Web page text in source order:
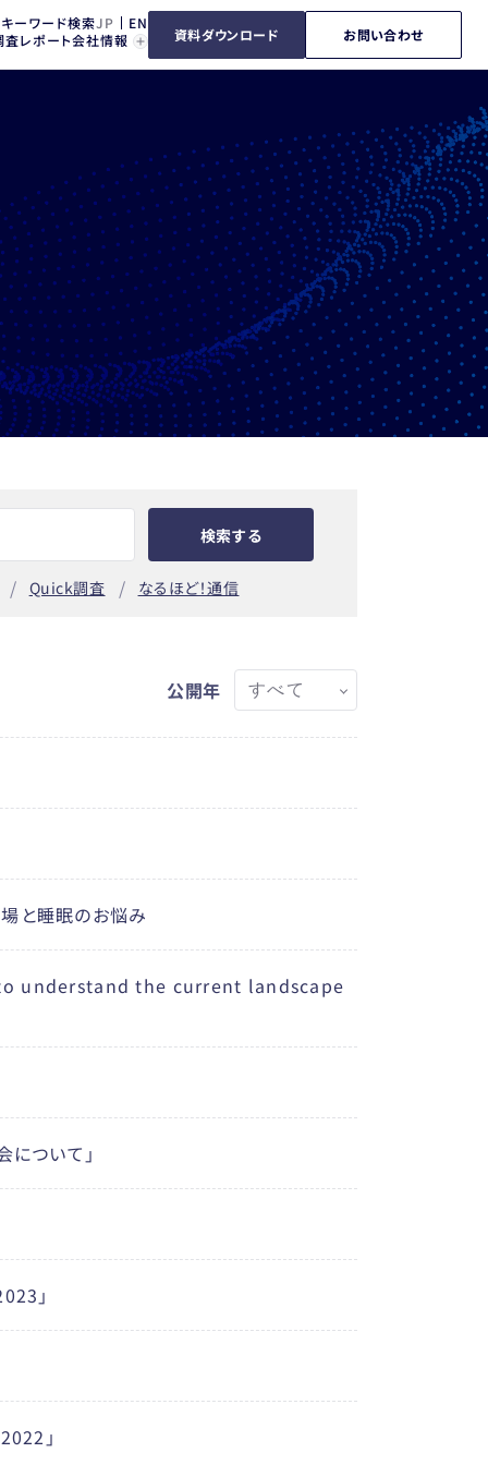
キーワード検索
査レポート会社情報 資料ダウンロード お問い合わせ
検索する
Quick調査 なるほど！通信
公開年
と睡眠のお悩み
to understand the current landscape
ついて」
」
」